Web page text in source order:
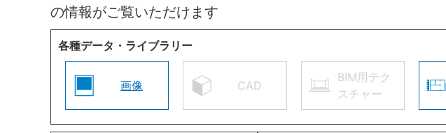
の情報がご覧いただけます
各種データ・ライブラリー
画像 CAD
BIM用テク
スチャー